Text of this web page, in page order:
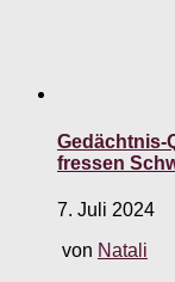
Gedächtnis-
fressen
7. Juli 2024
von Natali